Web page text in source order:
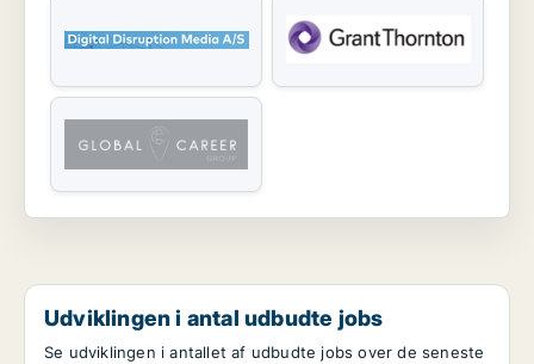
Udviklingen i antal udbudte jobs
Se udviklingen i antallet af udbudte jobs over de seneste